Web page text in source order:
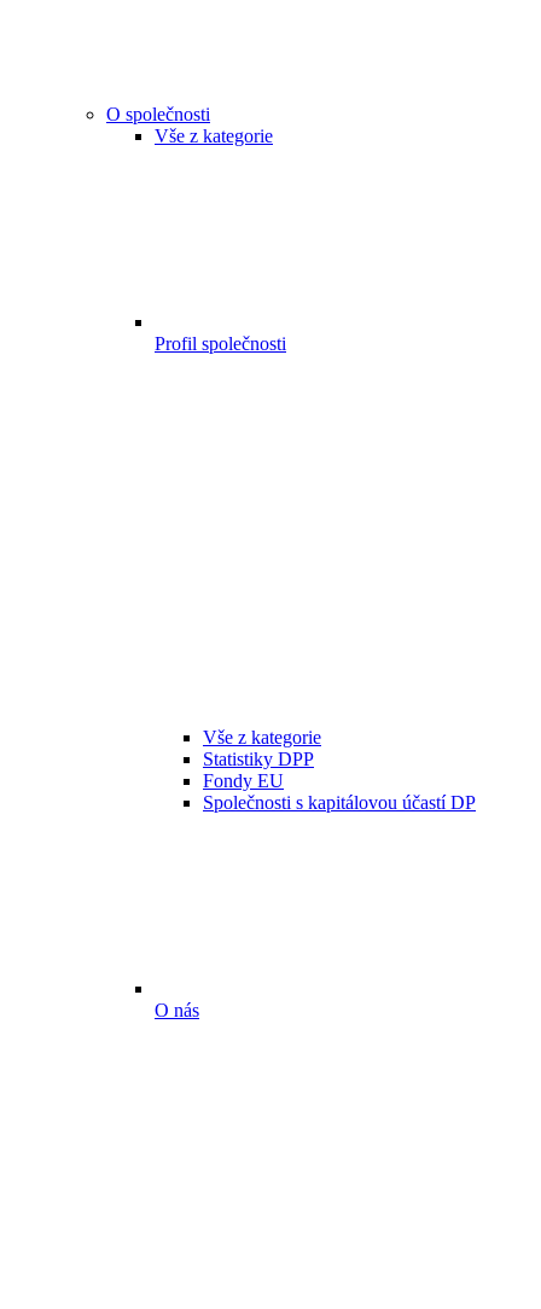
O společnosti
Vše z kategorie
Profil společnosti
Vše z kategorie
Statistiky DPP
Fondy EU
Společnosti s kapitálovou účastí DP
O nás